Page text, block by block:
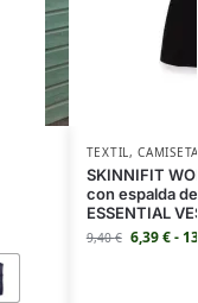
TEXTIL,
SKINNIFIT
con espalda
ESSENTIAL
9,40€ 6,39€-